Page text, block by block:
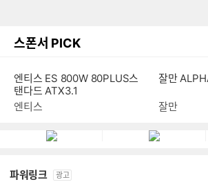
스폰서 PICK
엔티스 ES 800W 80PLUS스
탠다드 ATX3.1
엔티스
잘만
잘만
파워링크 광고